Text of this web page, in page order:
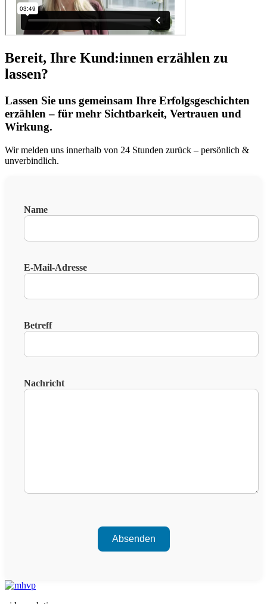
Bereit, Ihre Kund:innen erzählen zu
lassen?
Lassen Sie uns gemeinsam Ihre Erfolgsgeschichten
erzählen – für mehr Sichtbarkeit, Vertrauen und
Wirkung.
Wir melden uns innerhalb von 24 Stunden zurück – persönlich &
unverbindlich.
Name
E-Mail-Adresse
Betreff
Nachricht